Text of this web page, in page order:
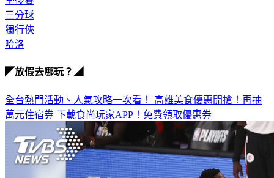
三分球
獨行俠
哈洛
◤放假去哪玩？◢
全台熱門活動、人氣攻略一次看！ 高雄美食優惠開搶！再抽
萬元住宿券 下載食尚玩家APP！免費領取優惠券